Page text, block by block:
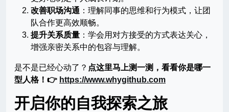
改善职场沟通 ：理解同事的思维和行为模式，让团
队合作更高效顺畅。
提升关系质量 ：学会用对方接受的方式表达关心，
增强亲密关系中的包容与理解。
是不是已经心动了？ 点这里马上测一测，看看你是哪一
型人格！👉 https://www.whygithub.com
开启你的自我探索之旅